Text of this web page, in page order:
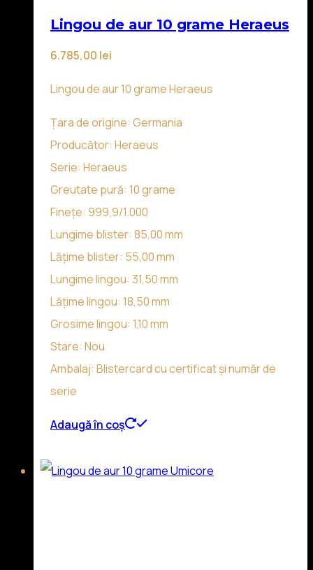
Lingou de aur 10 grame Heraeus
6.785,00 lei
Lingou de aur 10 grame Heraeus
Țara de origine: Germania
Producător: Heraeus
Serie: Heraeus
Greutate pură: 10 grame
Finețe: 999,9/1.000
Lungime blister: 85,00 mm
Lățime blister: 55,00 mm
Lungime lingou: 31,50 mm
Lățime lingou: 18,50 mm
Grosime lingou: 1,10 mm
Stare: Nou
Ambalaj: Blistercard cu certificat și număr de
serie
Adaugă în coș